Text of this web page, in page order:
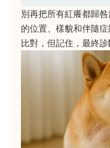
別再把所有紅癢都歸
的位置、樣貌和伴隨
比對，但記住，最終診